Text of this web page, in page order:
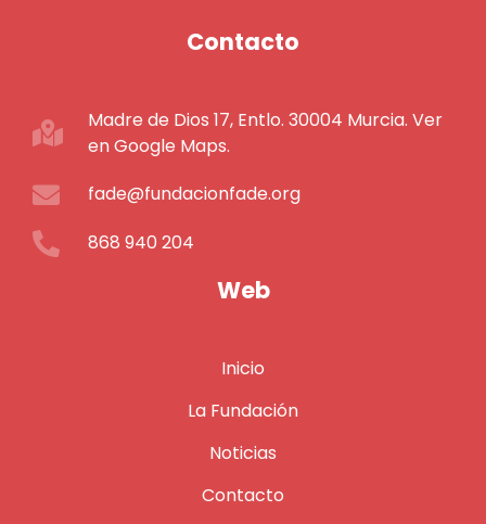
Contacto
Madre de Dios 17, Entlo. 30004 Murcia. Ver
en Google Maps.
fade@fundacionfade.org
868 940 204
Web
Inicio
La Fundación
Noticias
Contacto